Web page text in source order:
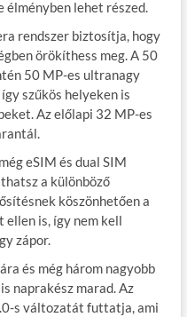
élményben lehet részed.
rendszer biztosítja, hogy
örökíthess meg. A 50
50 MP-es ultranagy
szűkös helyeken is
Az előlapi 32 MP-es
eSIM és dual SIM
a különböző
köszönhetően a
is, így nem kell
zápor.
és még három nagyobb
naprakész marad. Az
s változatát futtatja, ami